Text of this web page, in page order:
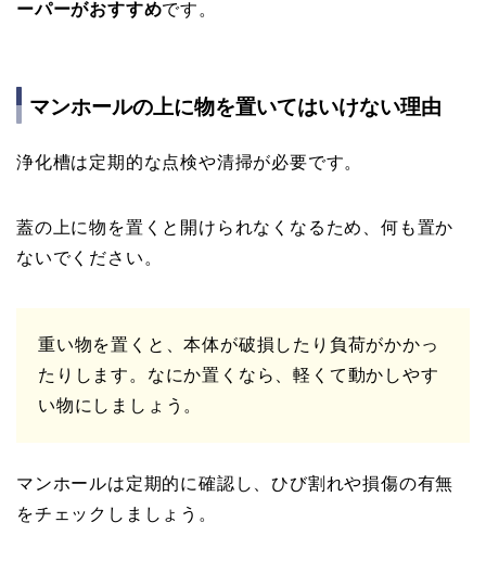
ーパーがおすすめです。
マンホールの上に物を置いてはいけない理由
浄化槽は定期的な点検や清掃が必要です。
蓋の上に物を置くと開けられなくなるため、何も置か
ないでください。
重い物を置くと、本体が破損したり負荷がかかっ
たりします。なにか置くなら、軽くて動かしやす
い物にしましょう。
マンホールは定期的に確認し、ひび割れや損傷の有無
をチェックしましょう。